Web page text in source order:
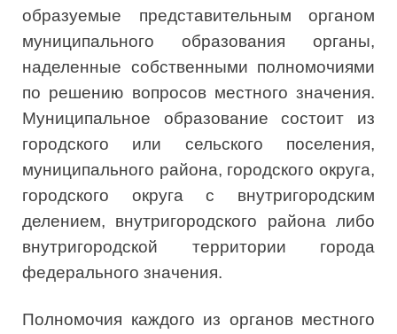
образуемые представительным органом
муниципального образования органы,
наделенные собственными полномочиями
по решению вопросов местного значения.
Муниципальное образование состоит из
городского или сельского поселения,
муниципального района, городского округа,
городского округа с внутригородским
делением, внутригородского района либо
внутригородской территории города
федерального значения.
Полномочия каждого из органов местного